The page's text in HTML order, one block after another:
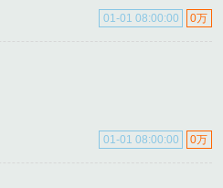
0万
01-01 08:00:00
0万
01-01 08:00:00